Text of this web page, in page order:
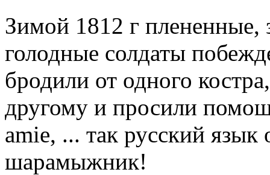
Зимой 1812 г
голодные солдаты
бродили от одного
другому и просили
amie, ... так русский
шарамыжник!